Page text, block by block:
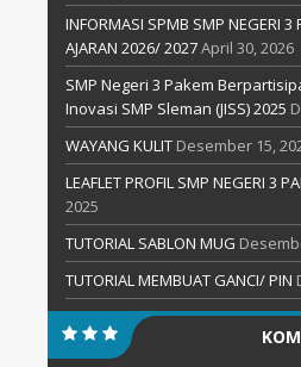
INFORMASI SPMB SMP NEGERI 3
AJARAN 2026/ 2027April 30, 2026
SMP Negeri 3 Pakem
Inovasi SMP Sleman (JISS) 2025
WAYANG KULIT Desember 15,
LEAFLET PROFIL SMP NEGERI 3
2025
TUTORIAL SABLON MUG
TUTORIAL MEMBUAT GANCI/ PIN